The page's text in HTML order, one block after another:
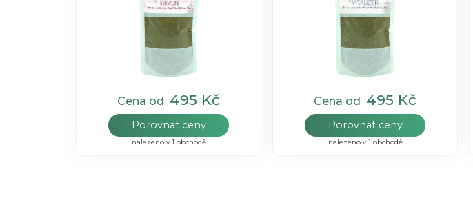
Cena od 495 Kč
Porovnat ceny
nalezeno v 1 obchodě
Cena od 495 Kč
Porovnat ceny
nalezeno v 1 obchodě